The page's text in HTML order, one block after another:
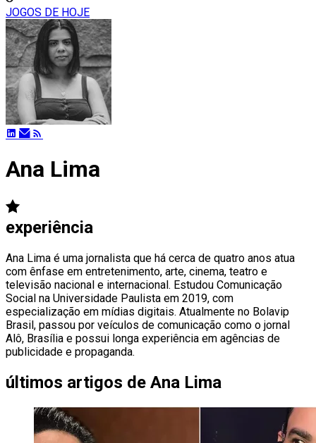
JOGOS DE HOJE
Ana Lima
experiência
Ana Lima é uma jornalista que há cerca de quatro anos atua
com ênfase em entretenimento, arte, cinema, teatro e
televisão nacional e internacional. Estudou Comunicação
Social na Universidade Paulista em 2019, com
especialização em mídias digitais. Atualmente no Bolavip
Brasil, passou por veículos de comunicação como o jornal
Alô, Brasília e possui longa experiência em agências de
publicidade e propaganda.
últimos artigos de Ana Lima